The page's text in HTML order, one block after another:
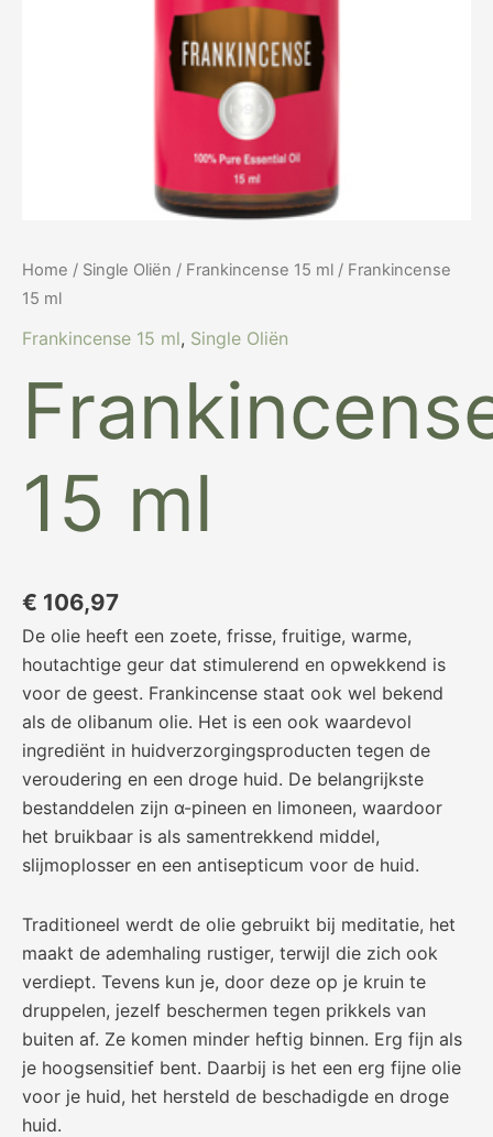
Home / Single Oliën / Frankincense 15 ml / Frankincense
15 ml
Frankincense 15 ml, Single Oliën
15 ml
€ 106,97
De olie heeft een zoete, frisse, fruitige, warme,
houtachtige geur dat stimulerend en opwekkend is
voor de geest. Frankincense staat ook wel bekend
als de olibanum olie. Het is een ook waardevol
ingrediënt in huidverzorgingsproducten tegen de
veroudering en een droge huid. De belangrijkste
bestanddelen zijn α-pineen en limoneen, waardoor
het bruikbaar is als samentrekkend middel,
slijmoplosser en een antisepticum voor de huid.
Traditioneel werdt de olie gebruikt bij meditatie, het
maakt de ademhaling rustiger, terwijl die zich ook
verdiept. Tevens kun je, door deze op je kruin te
druppelen, jezelf beschermen tegen prikkels van
buiten af. Ze komen minder heftig binnen. Erg fijn als
je hoogsensitief bent. Daarbij is het een erg fijne olie
voor je huid, het hersteld de beschadigde en droge
huid.